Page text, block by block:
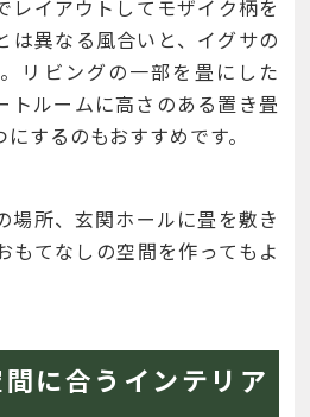
レイアウトしてモザイク柄を
は異なる風合いと、イグサの
リビングの一部を畳にした
トルームに高さのある置き畳
するのもおすすめです。
場所、玄関ホールに畳を敷き
もてなしの空間を作ってもよ
に合うインテリア